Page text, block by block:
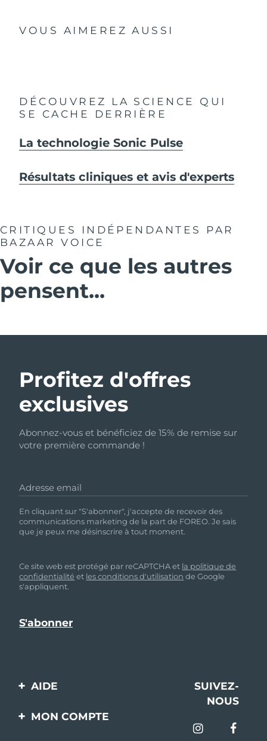
VOUS AIMEREZ AUSSI
DÉCOUVREZ LA SCIENCE QUI
SE CACHE DERRIÈRE
La technologie Sonic Pulse
Résultats cliniques et avis d'experts
CRITIQUES INDÉPENDANTES
PAR
BAZAAR VOICE
Voir ce que les autres
pensent...
Profitez d'offres
exclusives
Abonnez-vous et bénéficiez de 15% de remise sur
votre première commande !
Adresse email
En cliquant sur "S'abonner", j'accepte de recevoir des
communications marketing de la part de FOREO. Je sais
que je peux me désinscrire à tout moment.
Ce site web est protégé par reCAPTCHA et la politique de
confidentialité et les conditions d'utilisation de Google
s'appliquent.
AIDE
Contactez-nous
SUIVEZ-
NOUS
MON COMPTE